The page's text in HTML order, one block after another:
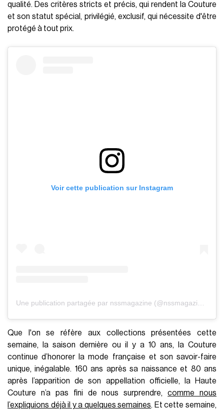
qualité. Des critères stricts et précis, qui rendent la Couture
et son statut spécial, privilégié, exclusif, qui nécessite d'être
protégé à tout prix.
Voir cette publication sur Instagram
Une publication partagée par nssmagazine (@nssmagazine)
Que l'on se réfère aux collections présentées cette
semaine, la saison dernière ou il y a 10 ans, la Couture
continue d’honorer la mode française et son savoir-faire
unique, inégalable. 160 ans après sa naissance et 80 ans
après l’apparition de son appellation officielle, la Haute
Couture n’a pas fini de nous surprendre,comme nous
l’expliquions déjà il y a quelques semaines. Et cette semaine,